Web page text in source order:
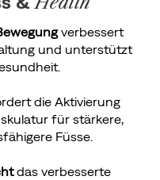
verbessert
und unterstützt
die Aktivierung
für stärkere,
Füsse.
das verbesserte